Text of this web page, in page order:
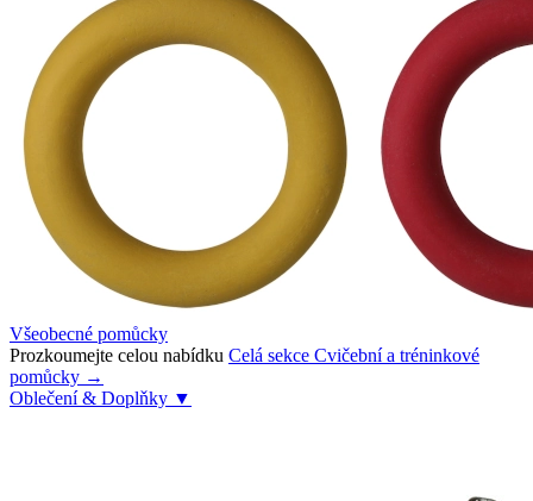
Všeobecné pomůcky
Prozkoumejte celou nabídku Celá sekce Cvičební a tréninkové
pomůcky →
Oblečení & Doplňky ▼